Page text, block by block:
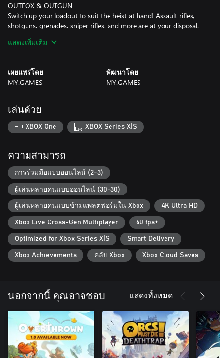
OUTFOX & OUTGUN
Switch up your loadout to suit the heist at hand! Assault rifles,
shotguns, grenades, sniper rifles, and more are at your disposal.
unleash game-changing new powers! Wield them all to battle
BECOME THE ULTIMATE TREASURE HUNTER
Hunt in style with hundreds of different customization options,
personalized Traversers and Hoverboards, and lots more. New
styles for your Renegade can be unlocked via Quests, the Shop,
and your Renegade Pass.
The story unfolds in Issues, major updates packed with gripping
and rapscallions aboard the Riftwake to improve your Reputation
with them. Witness X-Isle change and evolve in the future as
threats rise, alliances shift, and new realities emerge!
แสดงเพิ่มเติม
เผยแพร่โดย
MY.GAMES
พัฒนาโดย
MY.GAMES
เล่นด้วย
XBOX One XBOX Series X|S
ความสามารถ
การร่วมมือแบบออนไลน์ (2-3)
ผู้เล่นหลายคนแบบออนไลน์ (30-30)
ผู้เล่นหลายคนแบบข้ามแพลตฟอร์มใน Xbox 4K Ultra HD
Xbox Live Cross-Gen Multiplayer 60 fps+
Optimized for Xbox Series X|S Smart Delivery
Xbox Achievements คลับ Xbox Xbox Cloud Saves
นอกจากนี้ คุณอาจชอบ แสดงทั้งหมด